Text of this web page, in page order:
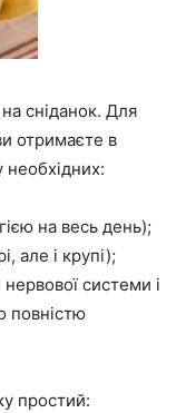
сніданок. Для
отримаєте в
необхідних:
на весь день);
але і крупі);
системи і
повністю
простий: